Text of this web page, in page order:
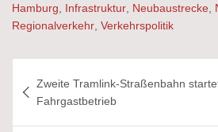
Hamburg
Infrastruktur Neubaustrecke
Regionalverkehr Verkehrspolitik
Zweite Tramlink-Straßenbahn
Fahrgastbetrieb